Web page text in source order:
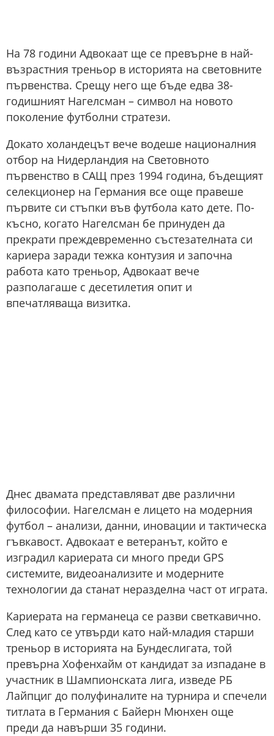
На 78 години Адвокаат ще се превърне в най-
възрастния треньор в историята на световните
първенства. Срещу него ще бъде едва 38-
годишният Нагелсман – символ на новото
поколение футболни стратези.
Докато холандецът вече водеше националния
отбор на Нидерландия на Световното
първенство в САЩ през 1994 година, бъдещият
селекционер на Германия все още правеше
първите си стъпки във футбола като дете. По-
късно, когато Нагелсман бе принуден да
прекрати преждевременно състезателната си
кариера заради тежка контузия и започна
работа като треньор, Адвокаат вече
разполагаше с десетилетия опит и
впечатляваща визитка.
Днес двамата представляват две различни
философии. Нагелсман е лицето на модерния
футбол – анализи, данни, иновации и тактическа
гъвкавост. Адвокаат е ветеранът, който е
изградил кариерата си много преди GPS
системите, видеоанализите и модерните
технологии да станат неразделна част от играта.
Кариерата на германеца се разви светкавично.
След като се утвърди като най-младия старши
треньор в историята на Бундеслигата, той
превърна Хофенхайм от кандидат за изпадане в
участник в Шампионската лига, изведе РБ
Лайпциг до полуфиналите на турнира и спечели
титлата в Германия с Байерн Мюнхен още
преди да навърши 35 години.